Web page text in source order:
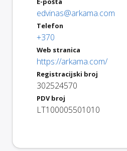
edvinas@arkama.com
Telefon
+370
Web stranica
https://arkama.com/
Registracijski broj
302524570
PDV broj
LT100005501010